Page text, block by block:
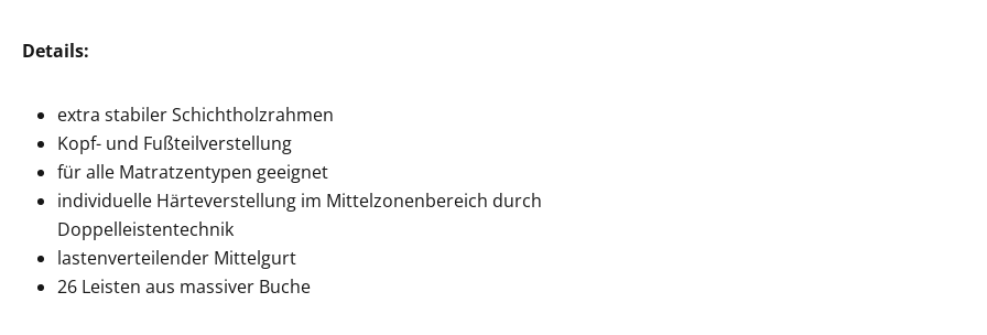
Details:
extra stabiler Schichtholzrahmen
Kopf- und Fußteilverstellung
für alle Matratzentypen geeignet
individuelle Härteverstellung im Mittelzonenbereich durch
Doppelleistentechnik
lastenverteilender Mittelgurt
26 Leisten aus massiver Buche